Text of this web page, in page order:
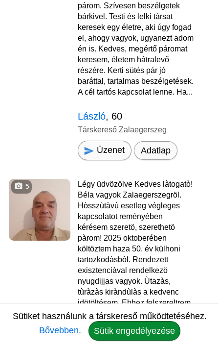
párom. Szívesen beszélgetek
bárkivel. Testi és lelki társat
keresek egy életre, aki úgy fogad
el, ahogy vagyok, ugyanezt adom
én is. Kedves, megértő páromat
keresem, életem hátralevő
részére. Kerti sütés pár jó
baráttal, tartalmas beszélgetések.
A cél tartós kapcsolat lenne. Ha...
László, 60
Társkereső Zalaegerszeg
Üzenet Adatlap
5
Légy üdvözölve Kedves làtogatò!
Béla vagyok Zalaegerszegröl.
Hòsszùtàvù esetleg végleges
kapcsolatot reményében
kérésem szeretö, szerethetö
pàrom! 2025 oktoberében
költöztem haza 50. év külhoni
tartozkodàsbòl. Rendezett
exisztenciàval rendelkezö
nyugdijjas vagyok. Ùtazàs,
tùràzàs kiràndùlàs a kedvenc
idötöltésem. Ehhez felszereltrem
magam egy lakòmobillal!
Röviden ennyit. Ha ùgy érzed
hogy kölcdönös szimpàtia esetén
Sütiket használunk a társkereső működtetéséhez.
Bővebben.
Sütik engedélyezése